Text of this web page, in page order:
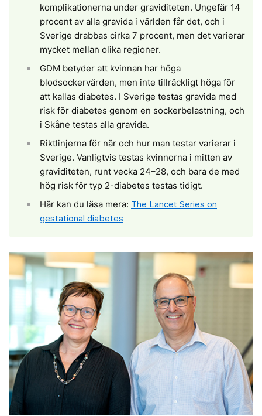
komplikationerna under graviditeten. Ungefär 14
procent av alla gravida i världen får det, och i
Sverige drabbas cirka 7 procent, men det varierar
mycket mellan olika regioner.
GDM betyder att kvinnan har höga
blodsockervärden, men inte tillräckligt höga för
att kallas diabetes. I Sverige testas gravida med
risk för diabetes genom en sockerbelastning, och
i Skåne testas alla gravida.
Riktlinjerna för när och hur man testar varierar i
Sverige. Vanligtvis testas kvinnorna i mitten av
graviditeten, runt vecka 24–28, och bara de med
hög risk för typ 2-diabetes testas tidigt.
Här kan du läsa mera: The Lancet Series on
gestational diabetes